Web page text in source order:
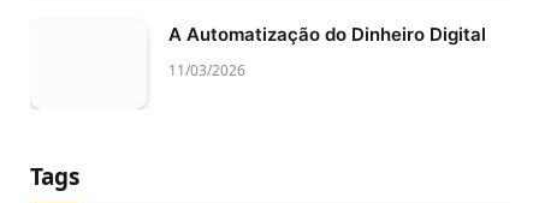
A Automatização do Dinheiro Digital
11/03/2026
Tags